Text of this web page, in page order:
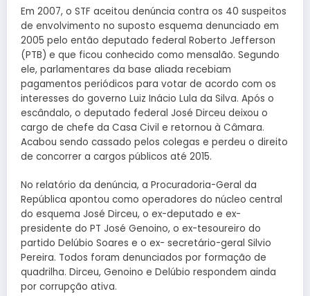
​​​Em 2007, o STF aceitou denúncia contra os 40 suspeitos
de envolvimento no suposto esquema denunciado em
2005 pelo então deputado federal Roberto Jefferson
(PTB) e que ficou conhecido como mensalão. Segundo
ele, parlamentares da base aliada recebiam
pagamentos periódicos para votar de acordo com os
interesses do governo Luiz Inácio Lula da Silva. Após o
escândalo, o deputado federal José Dirceu deixou o
cargo de chefe da Casa Civil e retornou à Câmara.
Acabou sendo cassado pelos colegas e perdeu o direito
de concorrer a cargos públicos até 2015.
No relatório da denúncia, a Procuradoria-Geral da
República apontou como operadores do núcleo central
do esquema José Dirceu, o ex-deputado e ex-
presidente do PT José Genoino, o ex-tesoureiro do
partido Delúbio Soares e o ex- secretário-geral Silvio
Pereira. Todos foram denunciados por formação de
quadrilha. Dirceu, Genoino e Delúbio respondem ainda
por corrupção ativa.